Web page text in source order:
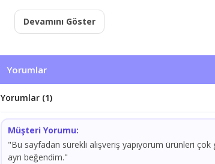
Devamını Göster
Yorumlar
Yorumlar (1)
Müşteri Yorumu:
"Bu sayfadan sürekli alışveriş yapıyorum ürünleri çok
ayrı beğendim."